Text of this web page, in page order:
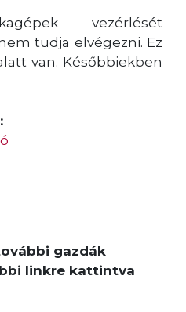
vezérlését
tudja elvégezni. Ez
van. Későbbiekben
gazdák
linkre kattintva